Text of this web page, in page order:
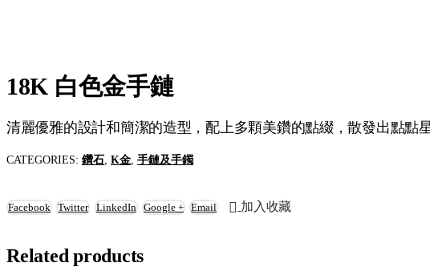
18K 白色金手鏈
清麗優雅的設計和簡潔的造型，配上多顆美鑽的點綴，散發出點點
CATEGORIES: 鑽石 K金 手鏈及手鐲
Facebook Twitter LinkedIn Google + Email 加入收藏
Related products